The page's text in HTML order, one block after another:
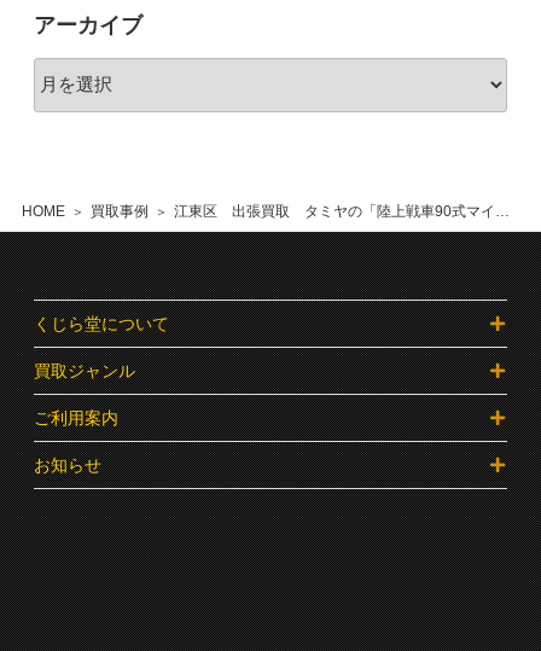
HOME 買取事例 江東区 出張買取 タミヤの「陸上戦車90式マインローラ」などのプラモデルやミリタリーフィギュア
アーカイブ
くじら堂について
買取ジャンル
ご利用案内
お知らせ